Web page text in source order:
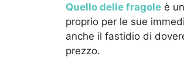
Quello delle fragole è
proprio per le sue
anche il fastidio di
prezzo.